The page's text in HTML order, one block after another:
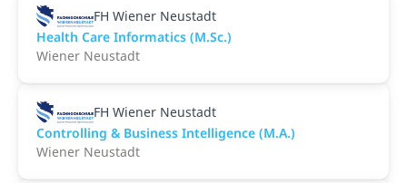
FH Wiener Neustadt
Health Care Informatics (M.Sc.)
Wiener Neustadt
FH Wiener Neustadt
Controlling & Business Intelligence (M.A.)
Wiener Neustadt